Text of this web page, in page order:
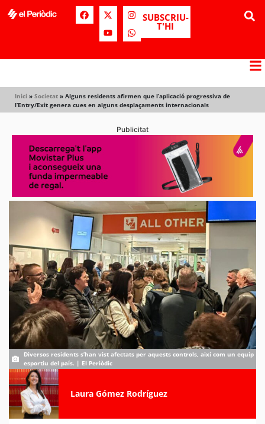
SUBSCRIU-
T'HI
Inici » Societat » Alguns residents afirmen que l’aplicació progressiva de
l’Entry/Exit genera cues en alguns desplaçaments internacionals
Publicitat
Diversos residents s’han vist afectats per aquests controls, així com un equip
esportiu del país. | El Periòdic
Laura Gómez Rodríguez